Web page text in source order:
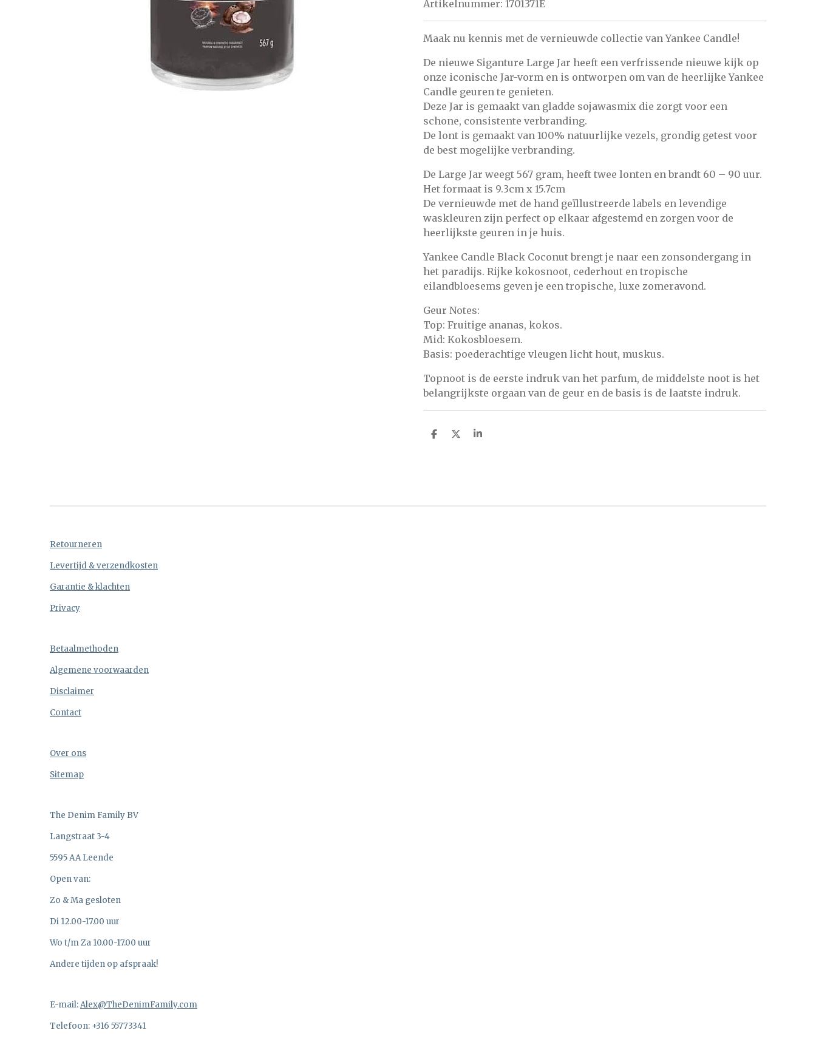
Artikelnummer: 1701371E
Maak nu kennis met de vernieuwde collectie van Yankee Candle!
De nieuwe Siganture Large Jar heeft een verfrissende nieuwe kijk op
onze iconische Jar-vorm en is ontworpen om van de heerlijke Yankee
Candle geuren te genieten.
Deze Jar is gemaakt van gladde sojawasmix die zorgt voor een
schone, consistente verbranding.
De lont is gemaakt van 100% natuurlijke vezels, grondig getest voor
de best mogelijke verbranding.
De Large Jar weegt 567 gram, heeft twee lonten en brandt 60 – 90 uur.
Het formaat is 9.3cm x 15.7cm
De vernieuwde met de hand geïllustreerde labels en levendige
waskleuren zijn perfect op elkaar afgestemd en zorgen voor de
heerlijkste geuren in je huis.
Yankee Candle Black Coconut brengt je naar een zonsondergang in
het paradijs. Rijke kokosnoot, cederhout en tropische
eilandbloesems geven je een tropische, luxe zomeravond.
Geur Notes:
Top: Fruitige ananas, kokos.
Mid: Kokosbloesem.
Basis: poederachtige vleugen licht hout, muskus.
Topnoot is de eerste indruk van het parfum, de middelste noot is het
belangrijkste orgaan van de geur en de basis is de laatste indruk.
D
D
S
Retourneren
Levertijd & verzendkosten
Garantie & klachten
Privacy
Betaalmethoden
Algemene voorwaarden
Disclaimer
Contact
Over ons
Sitemap
The Denim Family BV
Langstraat 3-4
5595 AA Leende
Open van:
Zo & Ma gesloten
Di 12.00-17.00 uur
Wo t/m Za 10.00-17.00 uur
Andere tijden op afspraak!
E-mail:Alex@TheDenimFamily.com
Telefoon: +316 55773341